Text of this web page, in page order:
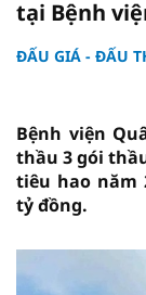
tại Bệnh
ĐẤU GIÁ - ĐẤU
Bệnh viện
thầu 3 gói
tiêu hao năm
tỷ đồng.